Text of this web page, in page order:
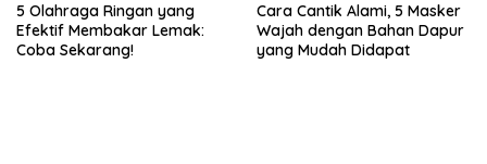
5 Olahraga Ringan yang
Efektif Membakar Lemak:
Coba Sekarang!
Cara Cantik Alami, 5 Masker
Wajah dengan Bahan Dapur
yang Mudah Didapat